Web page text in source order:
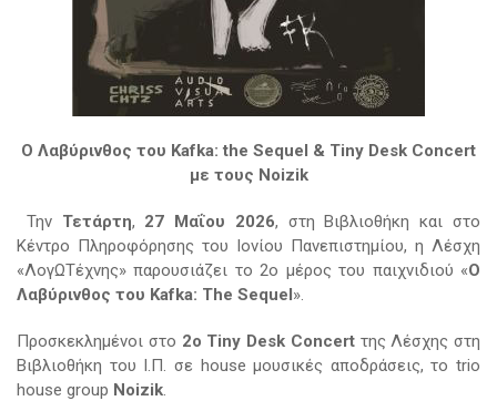
Ο Λαβύρινθος του Kafka: the Sequel & Tiny Desk Concert
με τους Noizik
Την Τετάρτη, 27 Μαΐου 2026, στη Βιβλιοθήκη και στο
Κέντρο Πληροφόρησης του Ιονίου Πανεπιστημίου, η Λέσχη
«ΛογΩΤέχνης» παρουσιάζει το 2ο μέρος του παιχνιδιού «Ο
Λαβύρινθος του Kafka: The Sequel».
Προσκεκλημένοι στο 2ο Tiny Desk Concertτης Λέσχης στη
Βιβλιοθήκη του Ι.Π. σε house μουσικές αποδράσεις, το trio
house group Noizik